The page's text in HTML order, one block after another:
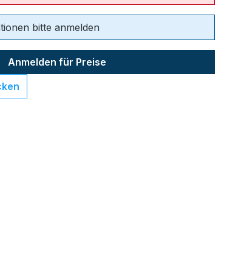
bitte anmelden
Anmelden für Preise